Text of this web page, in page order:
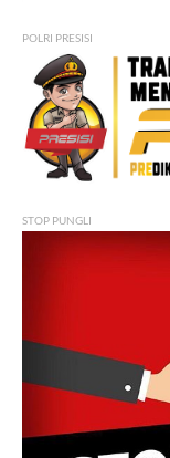
POLRI PRESISI
STOP PUNGLI